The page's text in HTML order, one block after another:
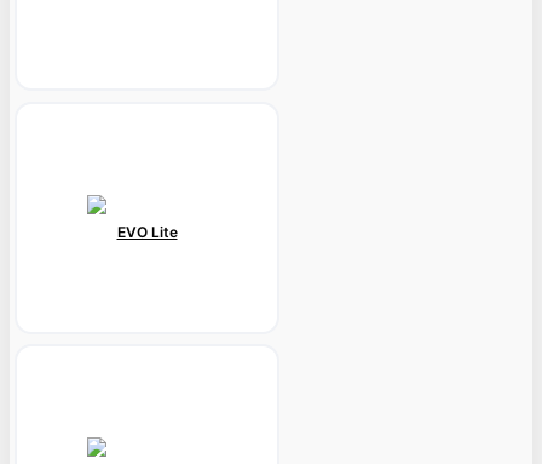
EVO Lite